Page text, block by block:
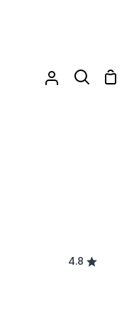
Mon
Recherche
4.8